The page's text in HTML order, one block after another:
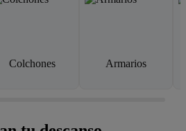
Colchones Armarios